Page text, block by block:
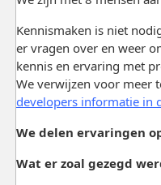
Kennismaken is niet
er vragen over en weer
kennis en ervaring met
We verwijzen voor meer
developers informatie in
We delen ervaringen
Wat er zoal gezegd